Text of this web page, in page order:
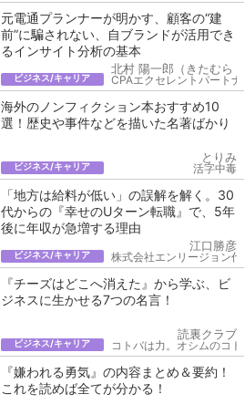
元電通プランナーが明かす、顧客の“建
前”に騙されない、自ブランドが活用でき
るインサイト分析の基本
ビジネス/キャリア
北村 陽一郎（きたむら
CPAエクセレントパート
海外のノンフィクション本おすすめ10
選！歴史や事件などを描いた名著ばかり
ビジネス/キャリア
とりみ
活字中毒
「地方は給料が低い」の誤解を解く。30
代からの『幸せのUターン転職』で、5年
後に年収が急増する理由
ビジネス/キャリア
江口勝彦
株式会社エンリージョン代
『チーズはどこへ消えた』から学ぶ、ビ
ジネスに生かせる7つの名言！
ビジネス/キャリア
読裏クラブ
コトバは力。オシムのコ
『嫌われる勇気』の内容まとめ＆要約！
これを読めば全てが分かる！